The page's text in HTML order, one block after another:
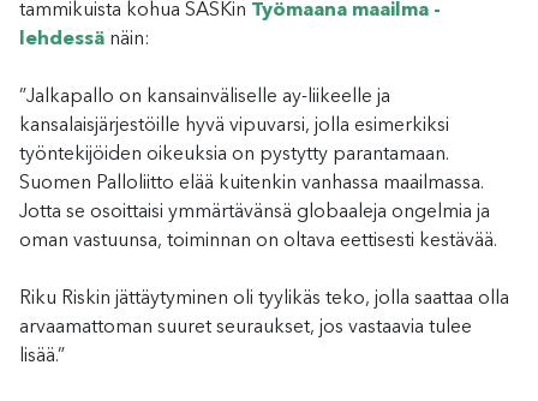
tammikuista kohua SASKin Työmaana maailma -
lehdessä näin:
”Jalkapallo on kansainväliselle ay-liikeelle ja
kansalaisjärjestöille hyvä vipuvarsi, jolla esimerkiksi
työntekijöiden oikeuksia on pystytty parantamaan.
Suomen Palloliitto elää kuitenkin vanhassa maailmassa.
Jotta se osoittaisi ymmärtävänsä globaaleja ongelmia ja
oman vastuunsa, toiminnan on oltava eettisesti kestävää.
Riku Riskin jättäytyminen oli tyylikäs teko, jolla saattaa olla
arvaamattoman suuret seuraukset, jos vastaavia tulee
lisää.”